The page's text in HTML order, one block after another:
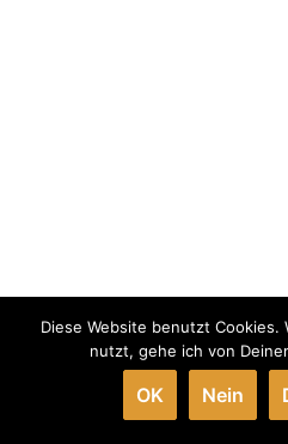
Diese Website benutzt Cookies.
nutzt, gehe ich von
OK Nein